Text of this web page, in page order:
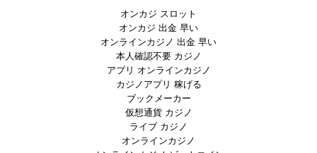
オンカジ スロット
オンカジ 出金 早い
オンラインカジノ 出金 早い
本人確認不要 カジノ
アプリ オンラインカジノ
カジノアプリ 稼げる
ブックメーカー
仮想通貨 カジノ
ライブ カジノ
オンラインカジノ